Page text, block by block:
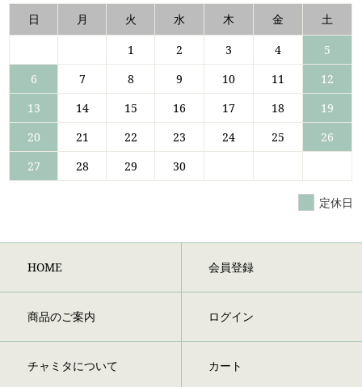
日 月 火 水 木 金
土
1
2 3 4
5
6
7 8 9 10 11
12
13
14 15 16 17 18
19
20
21 22 23 24 25
26
27
28 29 30
定休日
HOME
商品のご案内
チャミタについて
会員登録
ログイン
カート